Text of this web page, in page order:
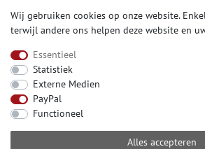
Wij gebruiken cookies op onze website.
terwijl andere ons helpen deze website en
Essentieel
Statistiek
Externe Medien
PayPal
Functioneel
Alles accepteren